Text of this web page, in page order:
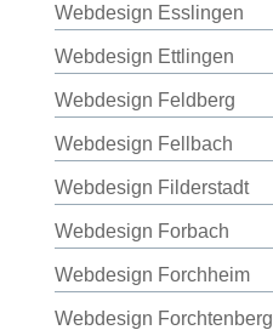
Webdesign Esslingen
Webdesign Ettlingen
Webdesign Feldberg
Webdesign Fellbach
Webdesign Filderstadt
Webdesign Forbach
Webdesign Forchheim
Webdesign Forchtenberg